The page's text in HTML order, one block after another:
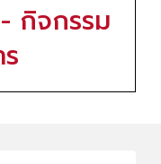
กิจกรรม